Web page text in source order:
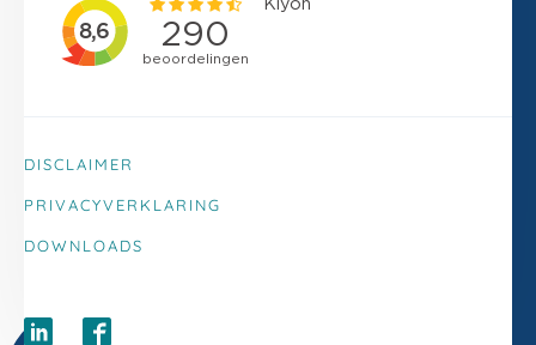
DISCLAIMER
PRIVACYVERKLARING
DOWNLOADS